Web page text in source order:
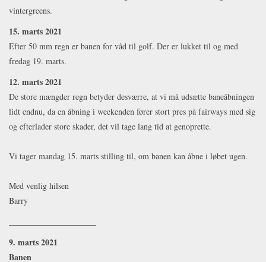
vintergreens.
15. marts 2021
Efter 50 mm regn er banen for våd til golf. Der er lukket til og med
fredag 19. marts.
12. marts 2021
De store mængder regn betyder desværre, at vi må udsætte baneåbningen
lidt endnu, da en åbning i weekenden fører stort pres på fairways med sig
og efterlader store skader, det vil tage lang tid at genoprette.
Vi tager mandag 15. marts stilling til, om banen kan åbne i løbet ugen.
Med venlig hilsen
Barry
9. marts 2021
Banen